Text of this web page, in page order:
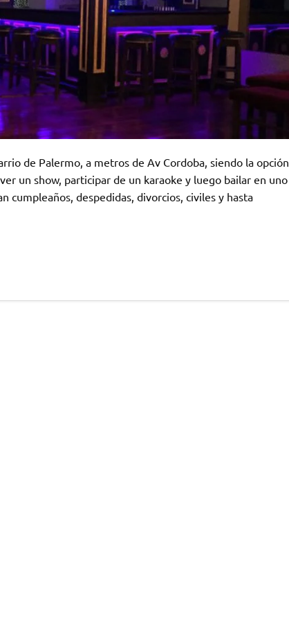
de Palermo, a metros de Av Cordoba, siendo la opción
un show, participar de un karaoke y luego bailar en uno
cumpleaños, despedidas, divorcios, civiles y hasta